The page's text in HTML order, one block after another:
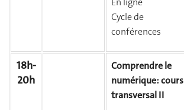
Cycle de
conférences
18h-
20h
Comprendre le
numérique: cours
transversal II